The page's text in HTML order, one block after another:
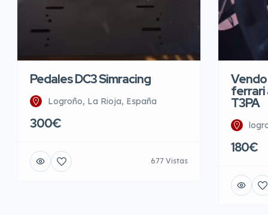
Pedales DC3 Simracing
Logroño, La Rioja, España
300€
677 Vistas
ferrari
T3PA
180€